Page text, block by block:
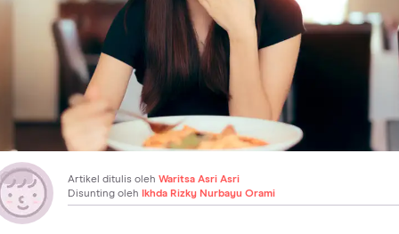
Artikel ditulis oleh Waritsa Asri Asri
Disunting oleh
Ikhda Rizky Nurbayu Orami